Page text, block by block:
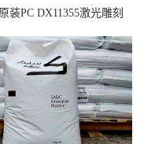
原装PC DX11355激光雕刻